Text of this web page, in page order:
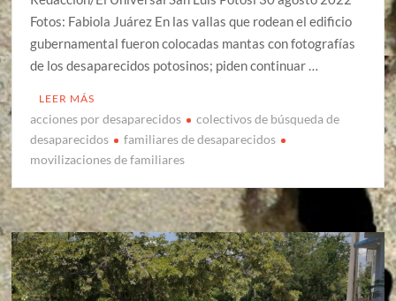
Fotos: Fabiola Juárez En las vallas que rodean el edificio
gubernamental fueron colocadas mantas con fotografías
de los desaparecidos potosinos; piden continuar …
LEER MÁS
acciones por desaparecidos
colectivos de búsqueda de
desaparecidos
familiares de desaparecidos
movilizaciones de familiares